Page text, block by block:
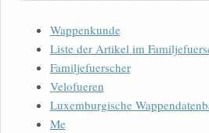
Wappenkunde
Liste der Artikel im
Familjefuerscher
Velofueren
Luxemburgische
Me